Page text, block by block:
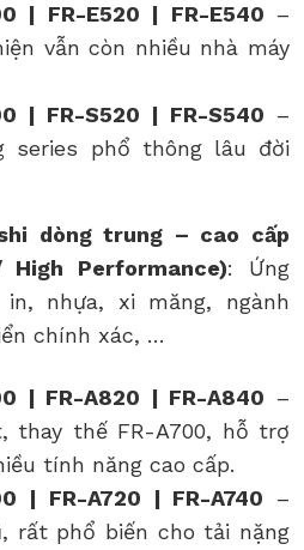
| FR-E520 | FR-E540 –
vẫn còn nhiều nhà máy
| FR-S520 | FR-S540 –
series phổ thông lâu đời
dòng trung – cao cấp
Performance): Ứng
nhựa, xi măng, ngành
chính xác, …
| FR-A820 | FR-A840 –
thay thế FR-A700, hỗ trợ
tính năng cao cấp.
| FR-A720 | FR-A740 –
rất phổ biến cho tải nặng